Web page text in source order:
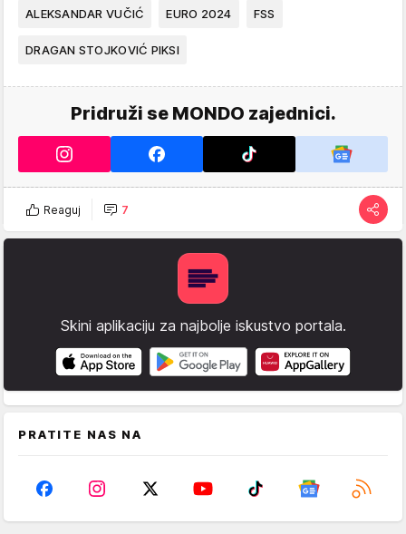
ALEKSANDAR VUČIĆ EURO 2024 FSS
DRAGAN STOJKOVIĆ PIKSI
Pridruži se MONDO zajednici.
Reaguj 7
Skini aplikaciju za najbolje iskustvo portala.
PRATITE NAS NA